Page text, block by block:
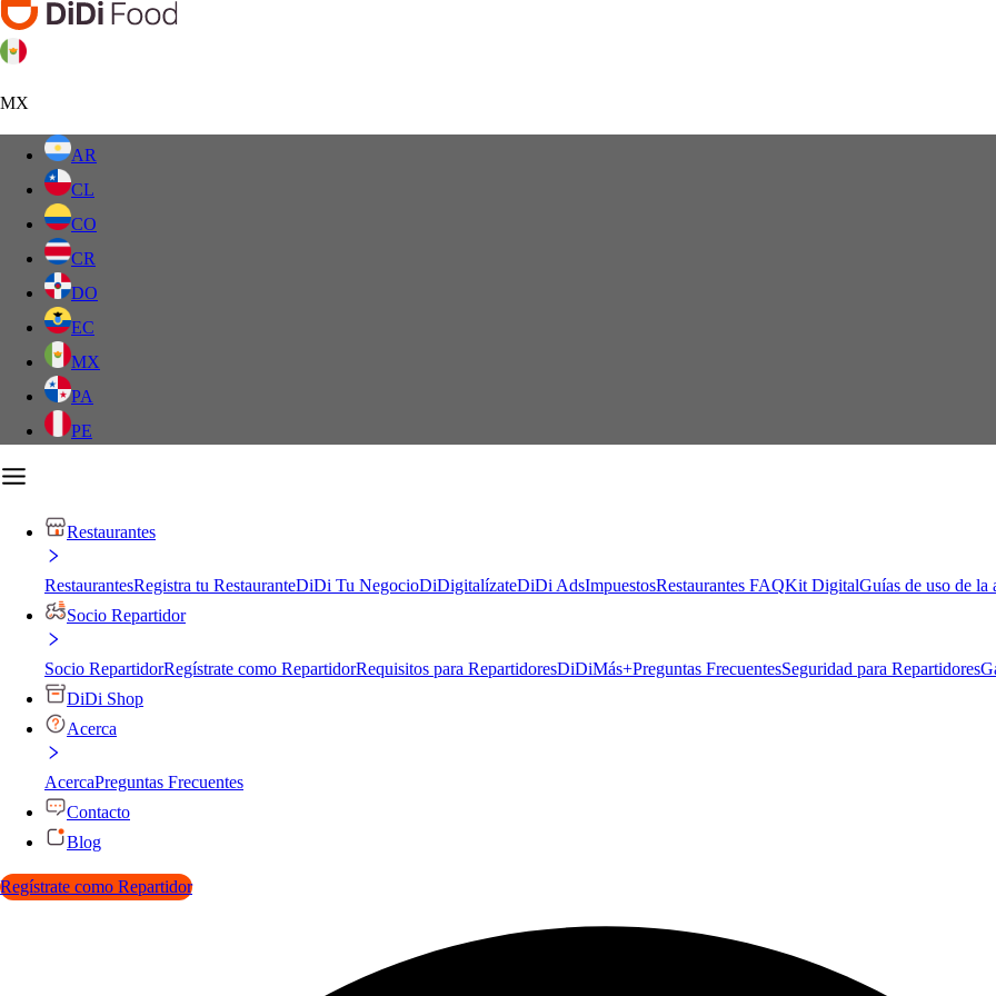
MX
AR
CL
CO
CR
DO
EC
MX
PA
PE
Restaurantes
RestaurantesRegistra tu RestauranteDiDi Tu NegocioDiDigitalízateDiDi AdsImpuestosRestaurantes FAQKit DigitalGuías de uso de la
Socio Repartidor
Socio RepartidorRegístrate como RepartidorRequisitos para RepartidoresDiDiMás+Preguntas FrecuentesSeguridad para Repartidores
DiDi Shop
Acerca
AcercaPreguntas Frecuentes
Contacto
Blog
Regístrate como Repartidor